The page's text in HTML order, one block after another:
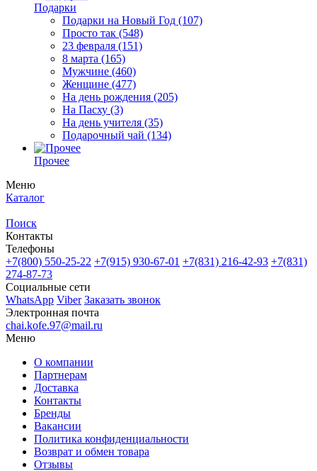
Подарки
Подарки на Новый Год (107)
Просто так (548)
23 февраля (151)
8 марта (165)
Мужчине (460)
Женщине (477)
На день рождения (205)
На Пасху (3)
На день учителя (35)
Подарочный чай (134)
Прочее
Меню
Каталог
Поиск
Контакты
Телефоны
+7(800) 550-25-22 +7(915) 930-67-01 +7(831) 216-42-93 +7(831)
274-87-73
Социальные сети
WhatsApp Viber Заказать звонок
Электронная почта
chai.kofe.97@mail.ru
Меню
О компании
Партнерам
Доставка
Контакты
Бренды
Вакансии
Политика конфиденциальности
Возврат и обмен товара
Отзывы